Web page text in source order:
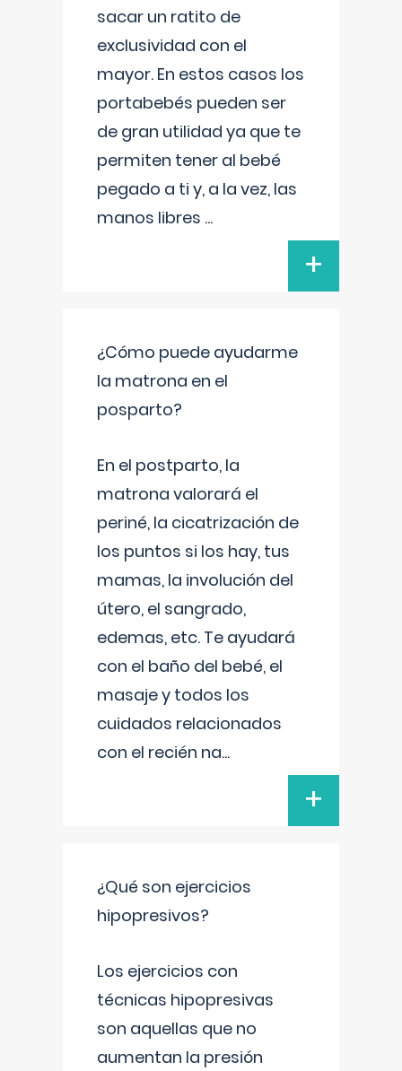
sacar un ratito de
exclusividad con el
mayor. En estos casos los
portabebés pueden ser
de gran utilidad ya que te
permiten tener al bebé
pegado a ti y, a la vez, las
manos libres ...
+
¿Cómo puede ayudarme
la matrona en el
posparto?
En el postparto, la
matrona valorará el
periné, la cicatrización de
los puntos si los hay, tus
mamas, la involución del
útero, el sangrado,
edemas, etc. Te ayudará
con el baño del bebé, el
masaje y todos los
cuidados relacionados
con el recién na...
+
¿Qué son ejercicios
hipopresivos?
Los ejercicios con
técnicas hipopresivas
son aquellas que no
aumentan la presión